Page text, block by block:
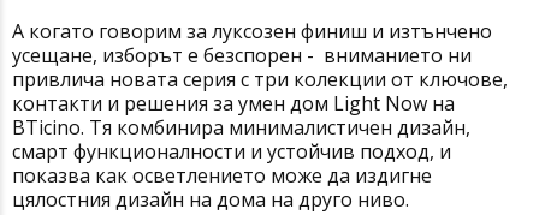
А когато говорим за луксозен финиш и изтънчено
усещане, изборът е безспорен - вниманието ни
привлича новата серия с три колекции от ключове,
контакти и решения за умен дом Light Now на
BTicino. Тя комбинира минималистичен дизайн,
смарт функционалности и устойчив подход, и
показва как осветлението може да издигне
цялостния дизайн на дома на друго ниво.